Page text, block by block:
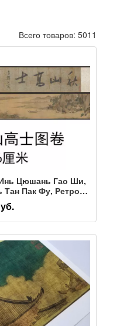
Всего товаров: 5011
Инь Цюшань Гао Ши,
Тан Пак Фу, Ретро-
Длинный свиток,
Подлинные